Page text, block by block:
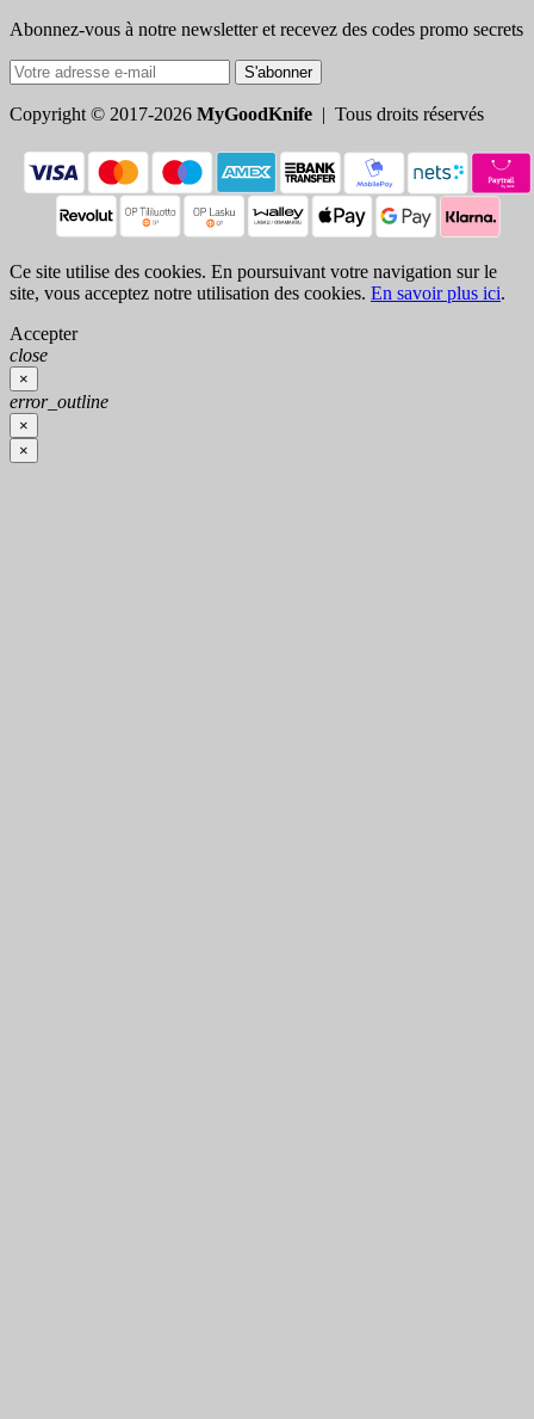
Abonnez-vous à notre newsletter et recevez des codes promo secrets
S'abonner
Copyright © 2017-2026 MyGoodKnife | Tous droits réservés
Ce site utilise des cookies. En poursuivant votre navigation sur le
site, vous acceptez notre utilisation des cookies. En savoir plus ici.
Accepter
close
×
error_outline
×
×